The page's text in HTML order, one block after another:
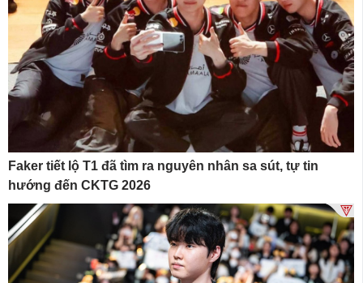
Faker tiết lộ T1 đã tìm ra nguyên nhân sa sút, tự tin
hướng đến CKTG 2026